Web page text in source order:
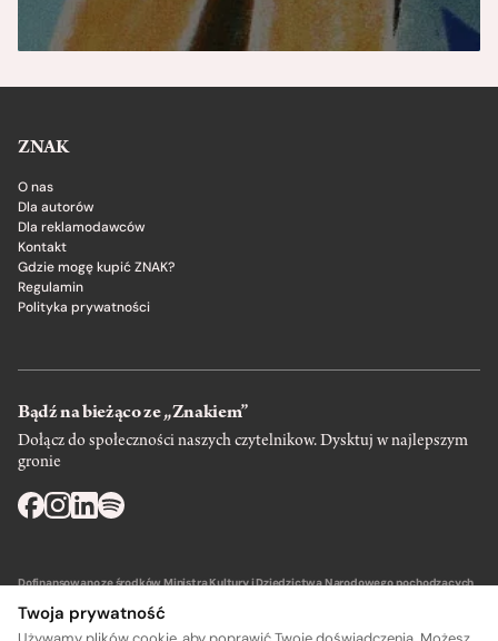
ZNAK
O nas
Dla autorów
Dla reklamodawców
Kontakt
Gdzie mogę kupić ZNAK?
Regulamin
Polityka prywatności
Bądź na bieżąco ze „Znakiem”
Dołącz do społeczności naszych czytelnikow. Dysktuj w najlepszym
gronie
Dofinansowano ze środków Ministra Kultury i Dziedzictwa Narodowego pochodzących
Twoja prywatność